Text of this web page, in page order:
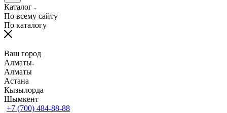
Каталог
По всему сайту
По каталогу
Ваш город
Алматы
Алматы
Астана
Кызылорда
Шымкент
+7 (700) 484-88-88